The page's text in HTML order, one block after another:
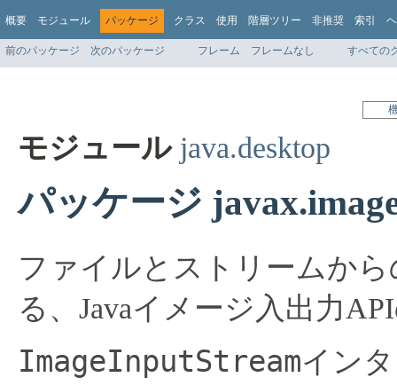
概要 モジュール パッケージ クラス 使用 階層ツリー 非推奨 索引
前のパッケージ 次のパッケージ フレーム フレームなし すべての
モジュール java.desktop
パッケージ
ファイルとストリームか
る、Javaイメージ入出力
ImageInputStreamイン